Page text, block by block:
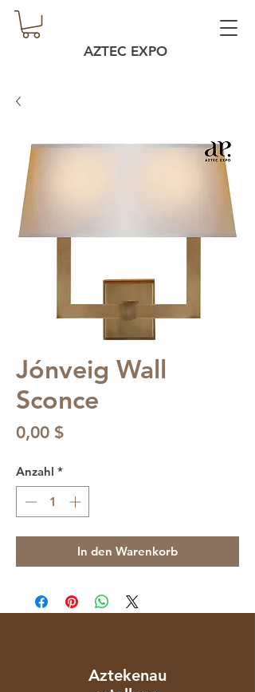
AZTEC EXPO
Jónveig Wall
Sconce
0,00 $Preis
Anzahl *
In den Warenkorb
Aztekenau